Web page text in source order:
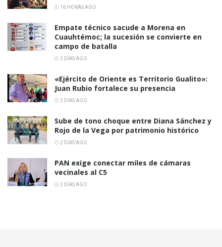
16 HORAS AGO
Empate técnico sacude a Morena en
Cuauhtémoc; la sucesión se convierte en
campo de batalla
2 DÍAS AGO
«Ejército de Oriente es Territorio Gualito»:
Juan Rubio fortalece su presencia
2 DÍAS AGO
Sube de tono choque entre Diana Sánchez y
Rojo de la Vega por patrimonio histórico
2 DÍAS AGO
PAN exige conectar miles de cámaras
vecinales al C5
2 DÍAS AGO